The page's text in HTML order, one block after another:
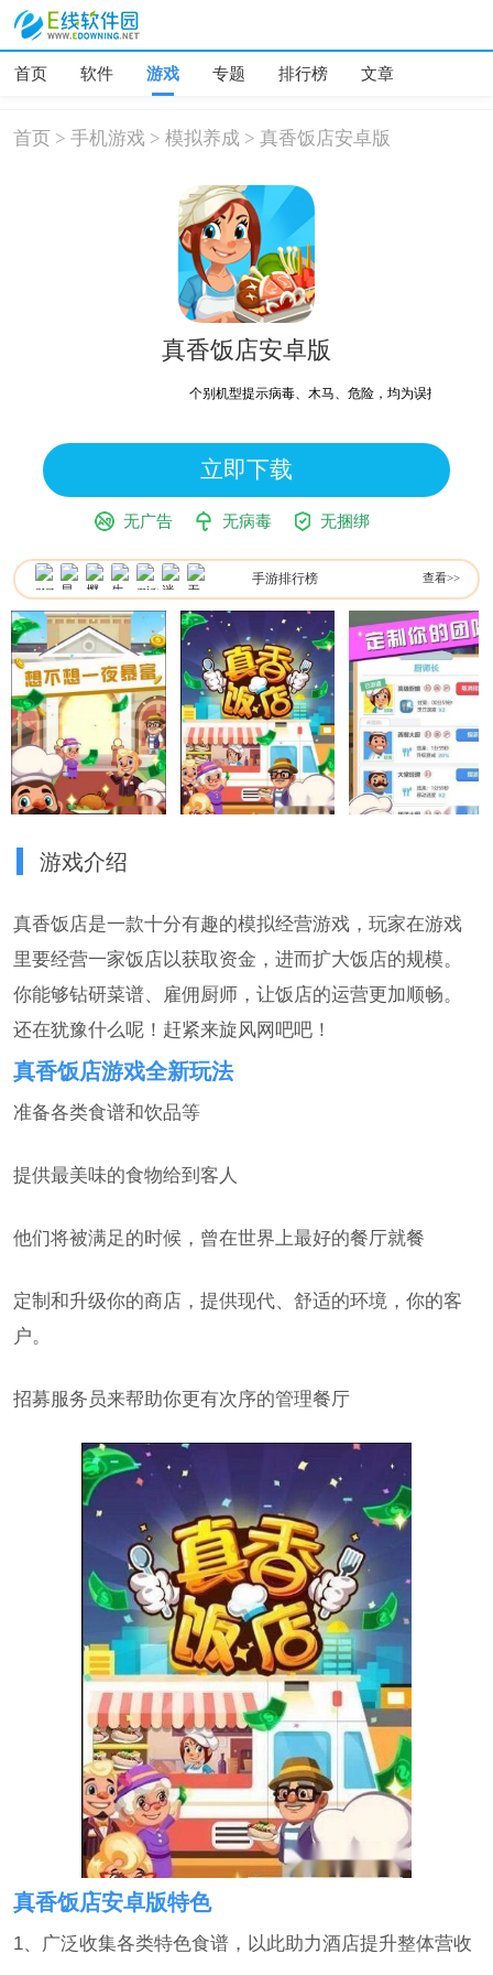
首页 软件 游戏 专题 排行榜 文章
首页 >手机游戏 >模拟养成 >真香饭店安卓版
真香饭店安卓版
个别机型提示病毒、木马、危险，均为误报可放心下载
立即下载
无广告 无病毒 无捆绑
手游排行榜 查看>>
游戏介绍
真香饭店是一款十分有趣的模拟经营游戏，玩家在游戏
里要经营一家饭店以获取资金，进而扩大饭店的规模。
你能够钻研菜谱、雇佣厨师，让饭店的运营更加顺畅。
还在犹豫什么呢！赶紧来旋风网吧吧！
真香饭店游戏全新玩法
准备各类食谱和饮品等
提供最美味的食物给到客人
他们将被满足的时候，曾在世界上最好的餐厅就餐
定制和升级你的商店，提供现代、舒适的环境，你的客
户。
招募服务员来帮助你更有次序的管理餐厅
真香饭店安卓版特色
1、广泛收集各类特色食谱，以此助力酒店提升整体营收